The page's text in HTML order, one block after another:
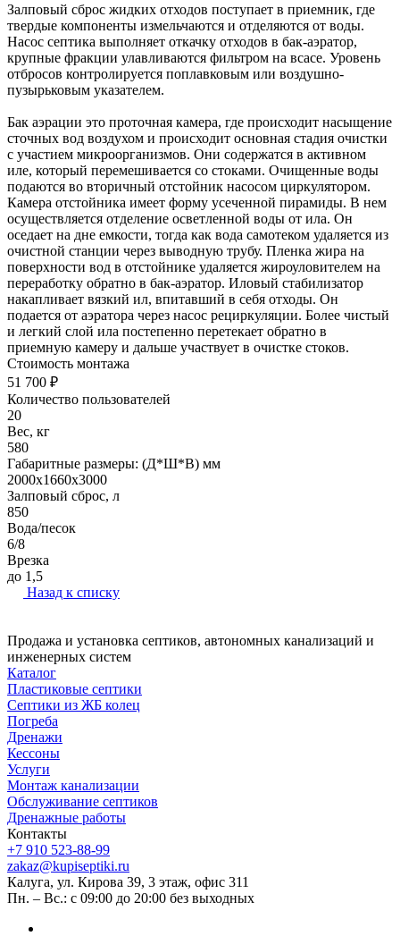
Залповый сброс жидких отходов поступает в приемник, где
твердые компоненты измельчаются и отделяются от воды.
Насос септика выполняет откачку отходов в бак-аэратор,
крупные фракции улавливаются фильтром на всасе. Уровень
отбросов контролируется поплавковым или воздушно-
пузырьковым указателем.
Бак аэрации это проточная камера, где происходит насыщение
сточных вод воздухом и происходит основная стадия очистки
с участием микроорганизмов. Они содержатся в активном
иле, который перемешивается со стоками. Очищенные воды
подаются во вторичный отстойник насосом циркулятором.
Камера отстойника имеет форму усеченной пирамиды. В нем
осуществляется отделение осветленной воды от ила. Он
оседает на дне емкости, тогда как вода самотеком удаляется из
очистной станции через выводную трубу. Пленка жира на
поверхности вод в отстойнике удаляется жироуловителем на
переработку обратно в бак-аэратор. Иловый стабилизатор
накапливает вязкий ил, впитавший в себя отходы. Он
подается от аэратора через насос рециркуляции. Более чистый
и легкий слой ила постепенно перетекает обратно в
приемную камеру и дальше участвует в очистке стоков.
Стоимость монтажа
51 700 ₽
Количество пользователей
20
Вес, кг
580
Габаритные размеры: (Д*Ш*В) мм
2000х1660х3000
Залповый сброс, л
850
Вода/песок
6/8
Врезка
до 1,5
Назад к списку
Продажа и установка септиков, автономных канализаций и
инженерных систем
Каталог
Пластиковые септики
Септики из ЖБ колец
Погреба
Дренажи
Кессоны
Услуги
Монтаж канализации
Обслуживание септиков
Дренажные работы
Контакты
+7 910 523-88-99
zakaz@kupiseptiki.ru
Калуга, ул. Кирова 39, 3 этаж, офис 311
Пн. – Вс.: с 09:00 до 20:00 без выходных